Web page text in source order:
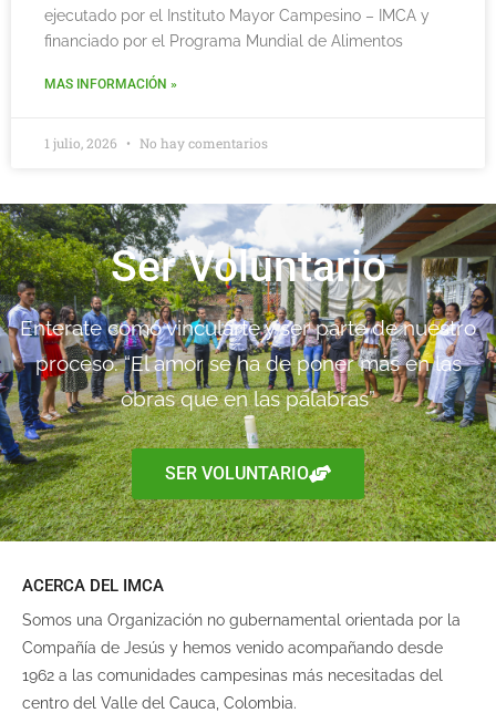
ejecutado por el Instituto Mayor Campesino – IMCA y
financiado por el Programa Mundial de Alimentos
MAS INFORMACIÓN »
1 julio, 2026 No hay comentarios
Ser Voluntario
Enterate como vincularte y ser parte de nuestro
proceso. “El amor se ha de poner más en las
obras que en las palabras”
SER VOLUNTARIO
ACERCA DEL IMCA
Somos una Organización no gubernamental orientada por la
Compañía de Jesús y hemos venido acompañando desde
1962 a las comunidades campesinas más necesitadas del
centro del Valle del Cauca, Colombia.